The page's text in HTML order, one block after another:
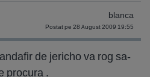
blanca
Postat pe 28 August 2009 19:55
de jericho va rog sa-
procura .